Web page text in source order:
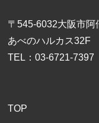
〒545-6032大阪市
あべのハルカス32F
TEL：03-6721-7397
TOP